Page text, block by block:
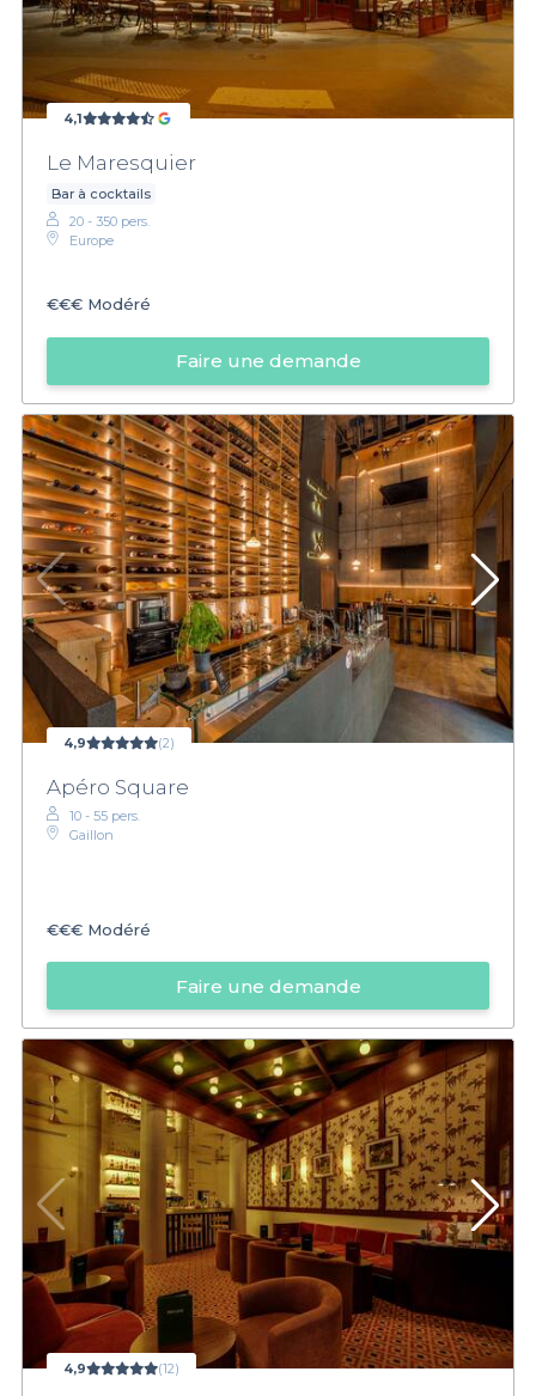
4,1
Le Maresquier
Bar à cocktails
20 - 350 pers.
Europe
€€€ Modéré
Faire une demande
4,9 (2)
Apéro Square
10 - 55 pers.
Gaillon
€€€ Modéré
Faire une demande
4,9 (12)